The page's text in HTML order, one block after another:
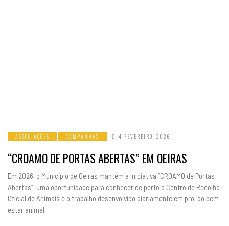
ASSOCIAÇÕES CAMPANHAS 4 FEVEREIRO, 2026
“CROAMO DE PORTAS ABERTAS” EM OEIRAS
Em 2026, o Município de Oeiras mantém a iniciativa “CROAMO de Portas
Abertas”, uma oportunidade para conhecer de perto o Centro de Recolha
Oficial de Animais e o trabalho desenvolvido diariamente em prol do bem-
estar animal.